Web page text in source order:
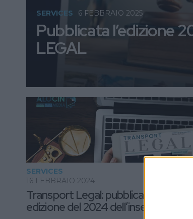
Pubblicata l’edizione
LEGAL
SERVICES 6 FEBBRAIO 2025
Transport Legal: pubblicata la prima
edizione del 2024 dell’inserto
SERVICES
16 FEBBRAIO 2024